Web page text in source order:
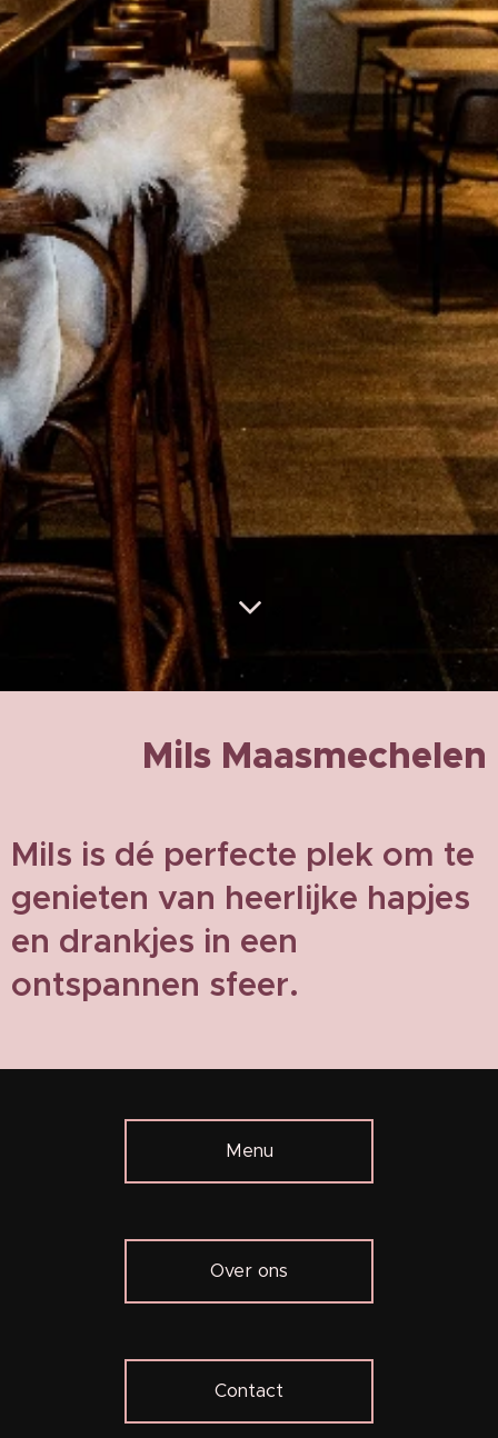
Mils Maasmechelen
Mils is dé perfecte plek om te
genieten van heerlijke hapjes
en drankjes in een
ontspannen sfeer.
Menu
Over ons
Contact